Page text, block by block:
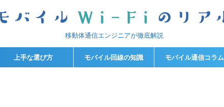
移動体通信エンジニアが徹底解説
上手な選び方 モバイル回線の知識 モバイル通信コラム